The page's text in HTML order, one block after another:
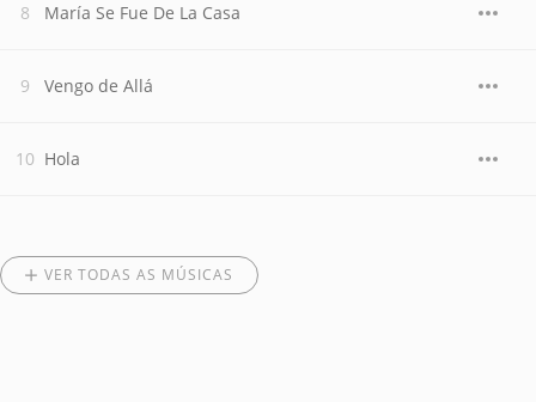
María Se Fue De La Casa
Vengo de Allá
Hola
VER TODAS AS MÚSICAS